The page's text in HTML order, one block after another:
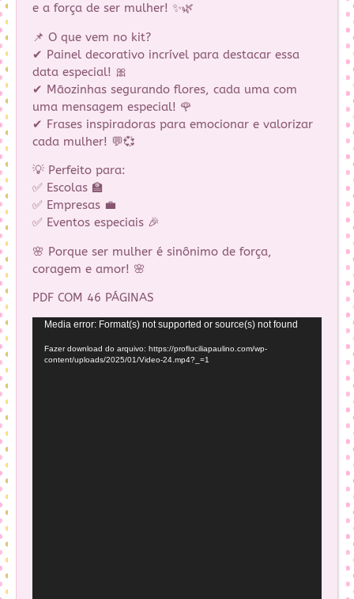
e a força de ser mulher! ✨🌿
📌 O que vem no kit?
✔ Painel decorativo incrível para destacar essa
data especial! 🎀
✔ Mãozinhas segurando flores, cada uma com
uma mensagem especial! 🌹
✔ Frases inspiradoras para emocionar e valorizar
cada mulher! 💬💞
💡 Perfeito para:
✅ Escolas 🏫
✅ Empresas 💼
✅ Eventos especiais 🎉
🌸 Porque ser mulher é sinônimo de força,
coragem e amor! 🌸
PDF COM 46 PÁGINAS
Tocador
de
vídeo
Media error: Format(s) not supported or source(s) not found
Fazer download do arquivo: https://profluciliapaulino.com/wp-
content/uploads/2025/01/Video-24.mp4?_=1